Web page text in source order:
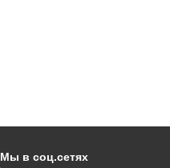
Мы в соц.сетях